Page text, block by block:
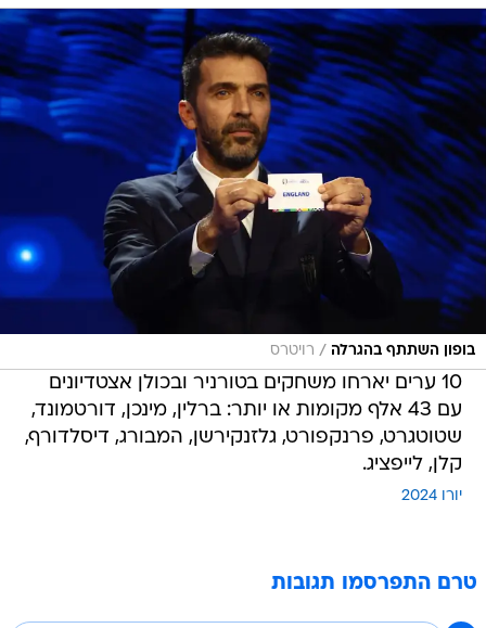
בופון השתתף בהגרלה / רויטרס
10 ערים יארחו משחקים בטורניר ובכולן אצטדיונים
עם 43 אלף מקומות או יותר: ברלין, מינכן, דורטמונד,
שטוטגרט, פרנקפורט, גלזנקירשן, המבורג, דיסלדורף,
קלן, לייפציג.
יורו 2024
טרם התפרסמו תגובות